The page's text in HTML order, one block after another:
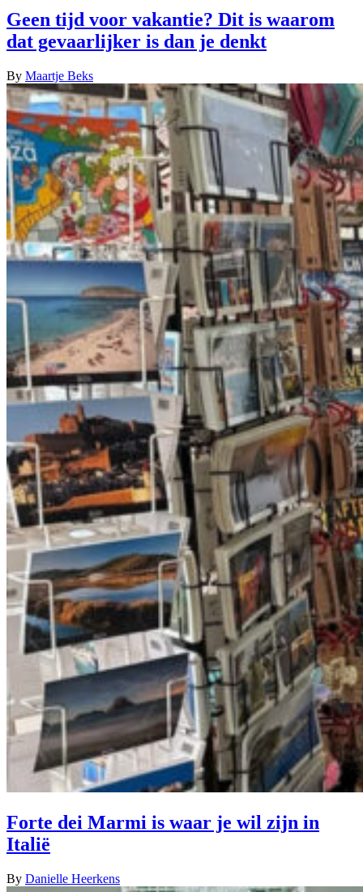
Geen tijd voor vakantie? Dit is waarom
dat gevaarlijker is dan je denkt
By Maartje Beks
Forte dei Marmi is waar je wil zijn in
Italië
By Danielle Heerkens